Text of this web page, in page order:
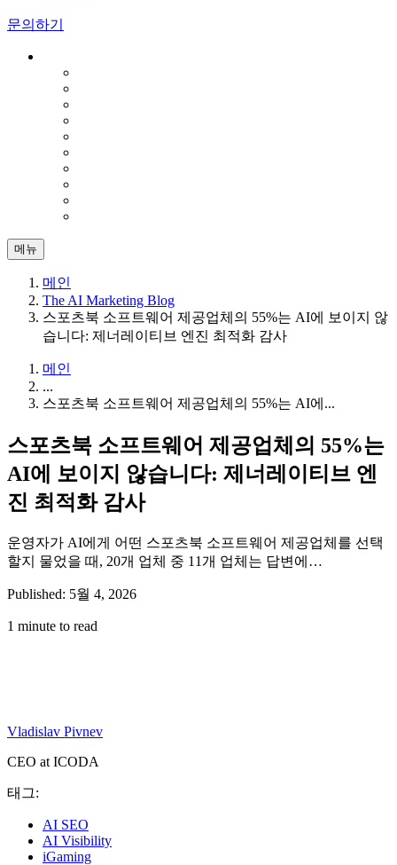
문의하기
메뉴
메인
The AI Marketing Blog
스포츠북 소프트웨어 제공업체의 55%는 AI에 보이지 않
습니다: 제너레이티브 엔진 최적화 감사
메인
...
스포츠북 소프트웨어 제공업체의 55%는 AI에...
스포츠북 소프트웨어 제공업체의 55%는
AI에 보이지 않습니다: 제너레이티브 엔
진 최적화 감사
운영자가 AI에게 어떤 스포츠북 소프트웨어 제공업체를 선택
할지 물었을 때, 20개 업체 중 11개 업체는 답변에…
Published: 5월 4, 2026
1 minute to read
Vladislav Pivnev
CEO at ICODA
태그:
AI SEO
AI Visibility
iGaming